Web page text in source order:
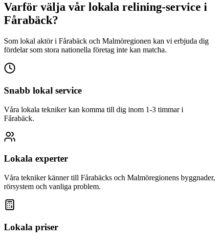
Varför välja vår lokala relining-service i
Fårabäck?
Som lokal aktör i Fårabäck och Malmöregionen kan vi erbjuda dig
fördelar som stora nationella företag inte kan matcha.
Snabb lokal service
Våra lokala tekniker kan komma till dig inom 1-3 timmar i
Fårabäck.
Lokala experter
Våra tekniker känner till Fårabäcks och Malmöregionens byggnader,
rörsystem och vanliga problem.
Lokala priser